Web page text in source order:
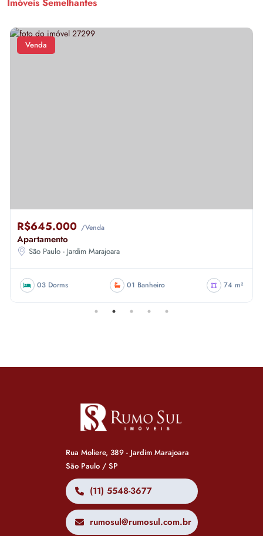
Venda
R$645.000 /Venda
Apartamento
São Paulo - Jardim Marajoara
03 Dorms 01 Banheiro 74 m²
Rua Moliere, 389 - Jardim Marajoara
São Paulo / SP
(11) 5548-3677
rumosul@rumosul.com.br